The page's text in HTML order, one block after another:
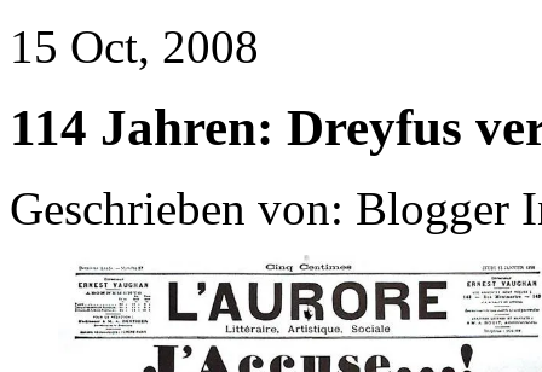
15 Oct, 2008
114 Jahren: Dreyfus
Geschrieben von: Blogger